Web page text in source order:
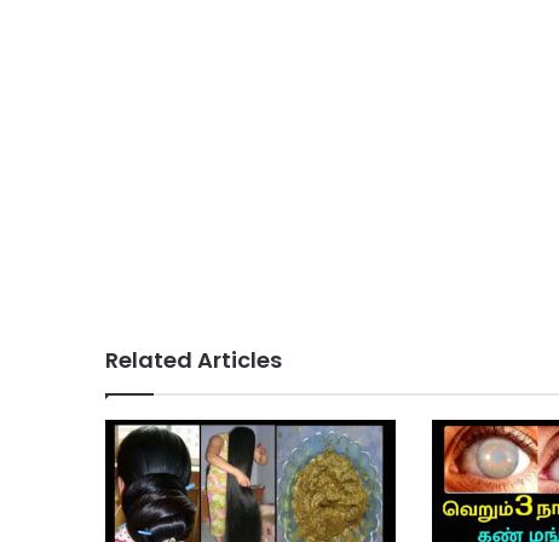
Related Articles